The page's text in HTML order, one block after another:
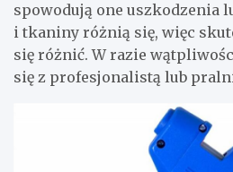
spowodują one uszkodzenia
i tkaniny różnią się, więc
się różnić. W razie
się z profesjonalistą lub